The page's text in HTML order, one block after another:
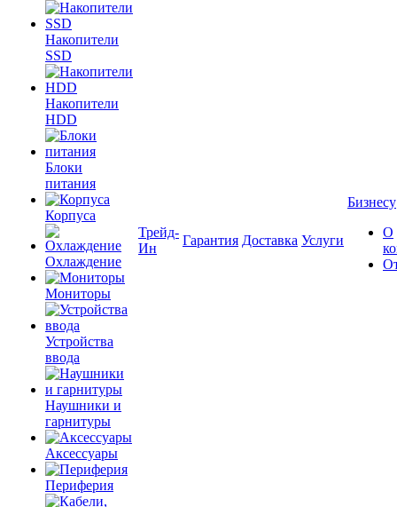
Накопители
SSD
Накопители
HDD
Блоки
питания
Корпуса
Охлаждение
Мониторы
Устройства
ввода
Наушники и
гарнитуры
Аксессуары
Периферия
Трейд-
Ин
Гарантия Доставка Услуги
Бизнесу
О